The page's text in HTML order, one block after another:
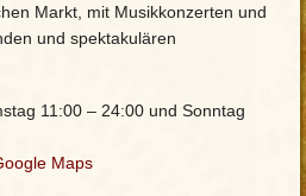
Markt, mit Musikkonzerten und
und spektakulären
11:00 – 24:00 und Sonntag
Maps